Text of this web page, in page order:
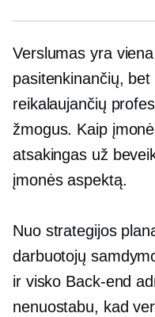
Verslumas yra
pasitenkinančių,
reikalaujančių
žmogus. Kaip
atsakingas už
įmonės aspektą.
Nuo strategijos
darbuotojų
ir visko Back-end
nenuostabu, kad